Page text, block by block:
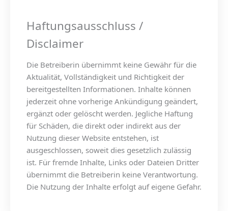
Haftungsausschluss /
Disclaimer
Die Betreiberin übernimmt keine Gewähr für die
Aktualität, Vollständigkeit und Richtigkeit der
bereitgestellten Informationen. Inhalte können
jederzeit ohne vorherige Ankündigung geändert,
ergänzt oder gelöscht werden. Jegliche Haftung
für Schäden, die direkt oder indirekt aus der
Nutzung dieser Website entstehen, ist
ausgeschlossen, soweit dies gesetzlich zulässig
ist. Für fremde Inhalte, Links oder Dateien Dritter
übernimmt die Betreiberin keine Verantwortung.
Die Nutzung der Inhalte erfolgt auf eigene Gefahr.